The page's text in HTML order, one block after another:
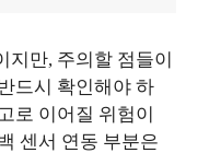
지만, 주의할 점들이
드시 확인해야 하
로 이어질 위험이
센서 연동 부분은